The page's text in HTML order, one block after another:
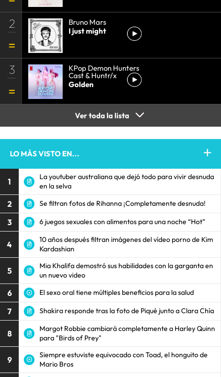
2
Bruno Mars
I just might
3 KPop Demon Hunters
Cast & Huntr/x
Golden
Ver toda la lista
LO MÁS VISTO EN...
1
La youtuber australiana que dejó todo para vivir desnuda
en la selva
2 Se filtran fotos de Rihanna ¡Completamente desnuda!
3 6 juegos sexuales con alimentos para una noche “Hot”
4
10 años después filtran imágenes del vídeo porno de Kim
Kardashian
5
Mia Khalifa demostró sus habilidades con la garganta en
un nuevo video
6 El sexo oral tiene múltiples beneficios para la salud
7 Shakira responde tras la foto de Piqué junto a Clara Chía
8
Margot Robbie cambiará completamente a Harley Quinn
para "Birds of Prey"
9
Siempre estuviste equivocado con Toad, el honguito de
Mario Bros